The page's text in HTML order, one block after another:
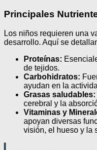
Principales
Los niños requieren una
desarrollo. Aquí se
Proteínas:
de tejidos.
Carbohidratos:
ayudan en la
Grasas saludables:
cerebral y la
Vitaminas y
apoyan diversas
visión, el hueso y la